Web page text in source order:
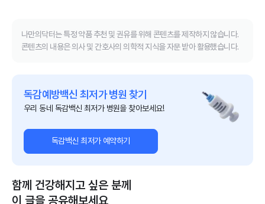
나만의닥터는 특정 약품 추천 및 권유를 위해 콘텐츠를 제작하지 않습니다.
콘텐츠의 내용은 의사 및 간호사의 의학적 지식을 자문 받아 활용했습니다.
독감예방백신 최저가 병원 찾기
우리 동네 독감백신 최저가 병원을 찾아보세요!
독감백신 최저가 예약하기
함께 건강해지고 싶은 분께
이 글을 공유해보세요